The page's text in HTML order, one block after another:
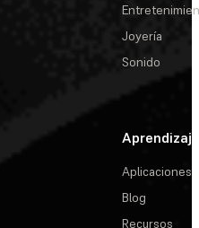
Joyería
Sonido
Aprendizaje
Aplicaciones
Blog
Recursos